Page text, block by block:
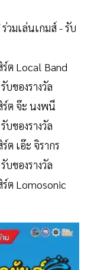
วมเล่นเกมส์ - รับ
ต Local Band
ของรางวัล
ต จ๊ะ นงพนี
ของรางวัล
ต เอ๊ะ จิรากร
ของรางวัล
ต Lomosonic